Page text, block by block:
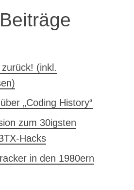
(inkl.
„Coding History“
zum 30igsten
Hacks
in den 1980ern